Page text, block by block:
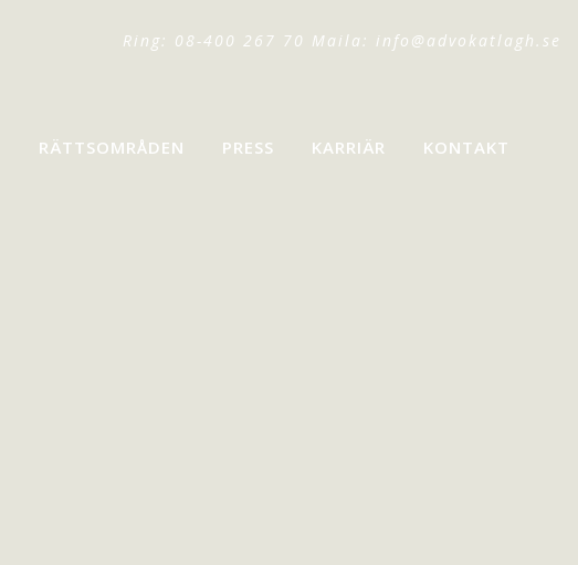
Ring: 08-400 267 70 Maila: info@advokatlagh.se
RÄTTSOMRÅDEN PRESS KARRIÄR KONTAKT